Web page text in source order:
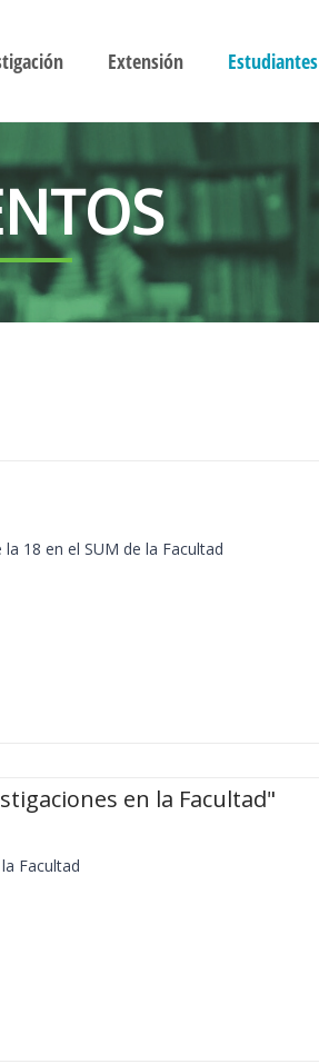
Extensión Estudiantes
18 en el SUM de la Facultad
en la Facultad"
Facultad